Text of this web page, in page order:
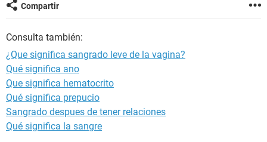
Compartir
Consulta también:
¿Que significa sangrado leve de la vagina?
Qué significa ano
Que significa hematocrito
Qué significa prepucio
Sangrado despues de tener relaciones
Qué significa la sangre